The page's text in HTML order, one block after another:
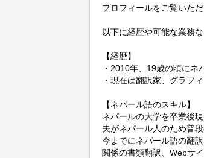
プロフィールをご覧いた
以下に経歴や可能な業務
【経歴】
・2010年、19歳の頃に
・現在は翻訳家、グラフ
【ネパール語のスキル】
ネパールの大学を卒業後
夫がネパール人のため普
今までにネパール語の翻
関係の書類翻訳、Webサ